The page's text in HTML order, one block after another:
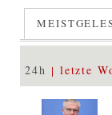
24h letzte